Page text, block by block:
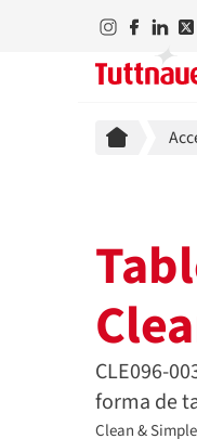
CLE096-
forma de
Clean &